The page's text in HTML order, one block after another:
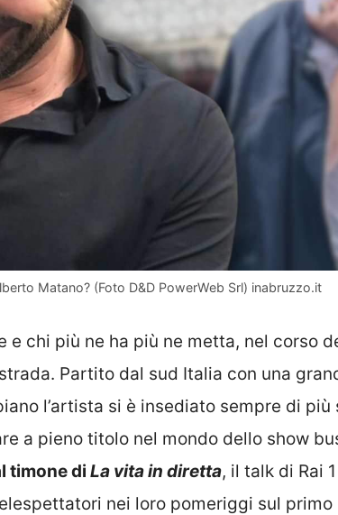
Matano? (Foto D&D PowerWeb Srl) inabruzzo.it
e chi più ne ha più ne metta, nel corso
Partito dal sud Italia con una
l’artista si è insediato sempre di
a pieno titolo nel mondo dello show
timone di La vita in diretta, il talk di Rai
nei loro pomeriggi sul primo